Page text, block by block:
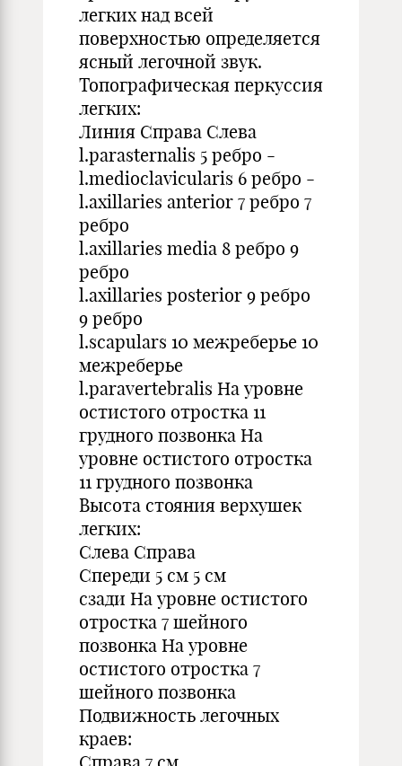
легких над всей
поверхностью определяется
ясный легочной звук.
Топографическая перкуссия
легких:
Линия Справа Слева
l.parasternalis 5 ребро -
l.medioclavicularis 6 ребро -
l.axillaries anterior 7 ребро 7
ребро
l.axillaries media 8 ребро 9
ребро
l.axillaries posterior 9 ребро
9 ребро
l.scapulars 10 межреберье 10
межреберье
l.paravertebralis На уровне
остистого отростка 11
грудного позвонка На
уровне остистого отростка
11 грудного позвонка
Высота стояния верхушек
легких:
Слева Справа
Спереди 5 см 5 см
сзади На уровне остистого
отростка 7 шейного
позвонка На уровне
остистого отростка 7
шейного позвонка
Подвижность легочных
краев: